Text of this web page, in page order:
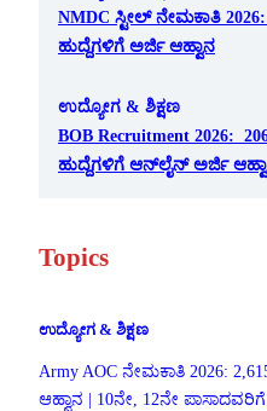
NMDC ಸ್ಟೀಲ್ ನೇಮಕಾತಿ 2026:
ಹುದ್ದೆಗಳಿಗೆ ಅರ್ಜಿ ಆಹ್ವಾನ
ಉದ್ಯೋಗ & ಶಿಕ್ಷಣ
BOB Recruitment 2026:
ಹುದ್ದೆಗಳಿಗೆ ಆನ್‌ಲೈನ್ ಅರ್ಜಿ
Topics
ಉದ್ಯೋಗ & ಶಿಕ್ಷಣ
Army AOC ನೇಮಕಾತಿ 2026:
ಆಹ್ವಾನ | 10ನೇ, 12ನೇ